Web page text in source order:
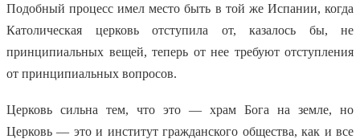
Подобный процесс имел место быть в той же Испании, когда
Католическая церковь отступила от, казалось бы, не
принципиальных вещей, теперь от нее требуют отступления
от принципиальных вопросов.
Церковь сильна тем, что это — храм Бога на земле, но
Церковь — это и институт гражданского общества, как и все